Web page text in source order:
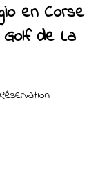
en Corse
de La